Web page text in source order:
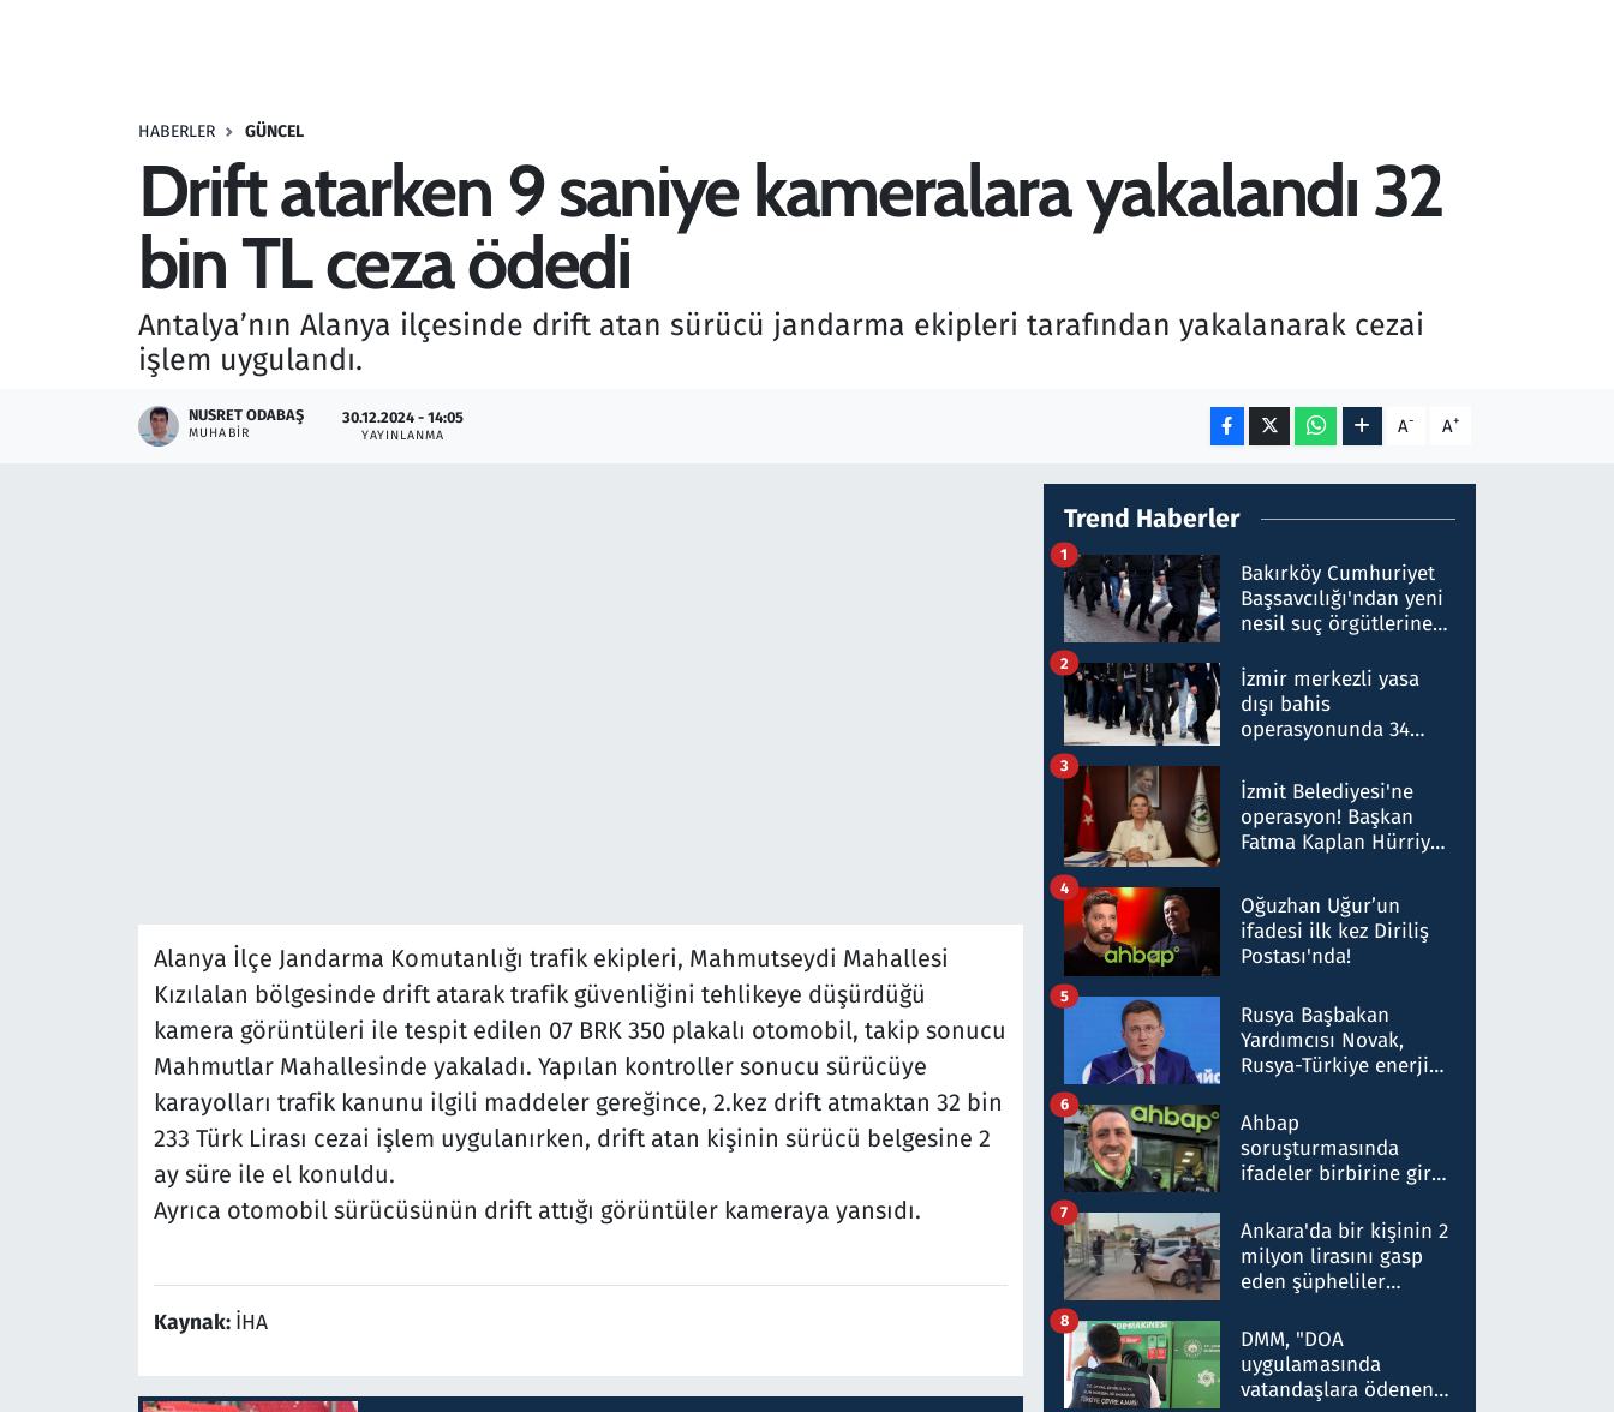
HABERLER GÜNCEL
Drift atarken 9 saniye kameralara yakalandı 32
bin TL ceza ödedi
Antalya’nın Alanya ilçesinde drift atan sürücü jandarma ekipleri tarafından yakalanarak cezai
işlem uygulandı.
NUSRET ODABAŞ
MUHABIR
30.12.2024 - 14:05
YAYINLANMA A- A+
Alanya İlçe Jandarma Komutanlığı trafik ekipleri, Mahmutseydi Mahallesi
Kızılalan bölgesinde drift atarak trafik güvenliğini tehlikeye düşürdüğü
kamera görüntüleri ile tespit edilen 07 BRK 350 plakalı otomobil, takip sonucu
Mahmutlar Mahallesinde yakaladı. Yapılan kontroller sonucu sürücüye
karayolları trafik kanunu ilgili maddeler gereğince, 2.kez drift atmaktan 32 bin
233 Türk Lirası cezai işlem uygulanırken, drift atan kişinin sürücü belgesine 2
ay süre ile el konuldu.
Ayrıca otomobil sürücüsünün drift attığı görüntüler kameraya yansıdı.
Kaynak: İHA
Trend Haberler
Bakırköy Cumhuriyet
Başsavcılığı'ndan yeni
nesil suç örgütlerine
hakkında gözaltı kararı
1
İzmir merkezli yasa
dışı bahis
operasyonunda 34
Milyar liralık para
trafiği tespit edildi
2
İzmit Belediyesi'ne
operasyon! Başkan
Fatma Kaplan Hürriyet
3
Oğuzhan Uğur’un
ifadesi ilk kez Diriliş
Postası'nda!
4
Rusya Başbakan
Yardımcısı Novak,
Rusya-Türkiye enerji
nitelikte olduğunu
belirtti
5
Ahbap
soruşturmasında
ifadeler birbirine girdi:
ifadelerinden ortaya
çıkan tablo şok etti
6
Ankara'da bir kişinin 2
milyon lirasını gasp
eden şüpheliler
7
DMM, "DOA
uygulamasında
vatandaşlara ödenen
8
Savunma Sanayi
Teknoloji ve Bilim